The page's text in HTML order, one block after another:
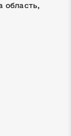
область,